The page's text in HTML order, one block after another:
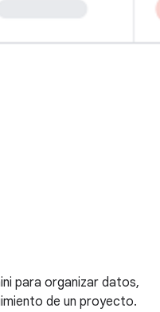
para organizar datos,
de un proyecto.